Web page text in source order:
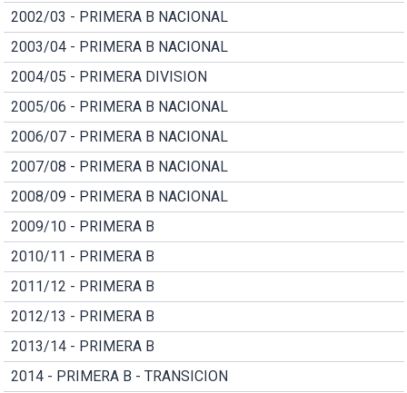
2002/03 - PRIMERA B NACIONAL
2003/04 - PRIMERA B NACIONAL
2004/05 - PRIMERA DIVISION
2005/06 - PRIMERA B NACIONAL
2006/07 - PRIMERA B NACIONAL
2007/08 - PRIMERA B NACIONAL
2008/09 - PRIMERA B NACIONAL
2009/10 - PRIMERA B
2010/11 - PRIMERA B
2011/12 - PRIMERA B
2012/13 - PRIMERA B
2013/14 - PRIMERA B
2014 - PRIMERA B - TRANSICION